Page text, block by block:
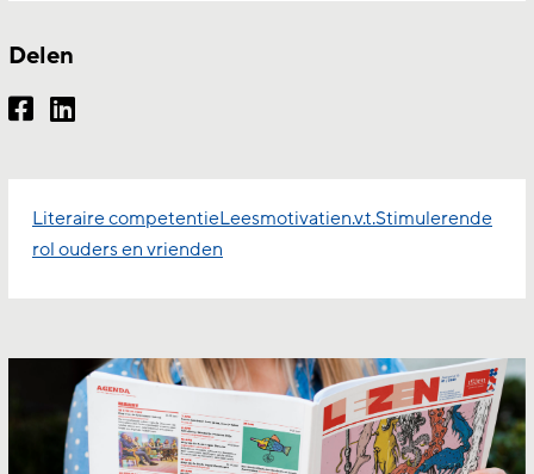
Literaire competentieLeesmotivatien.v.t.Stimulerende
rol ouders en vrienden
Delen